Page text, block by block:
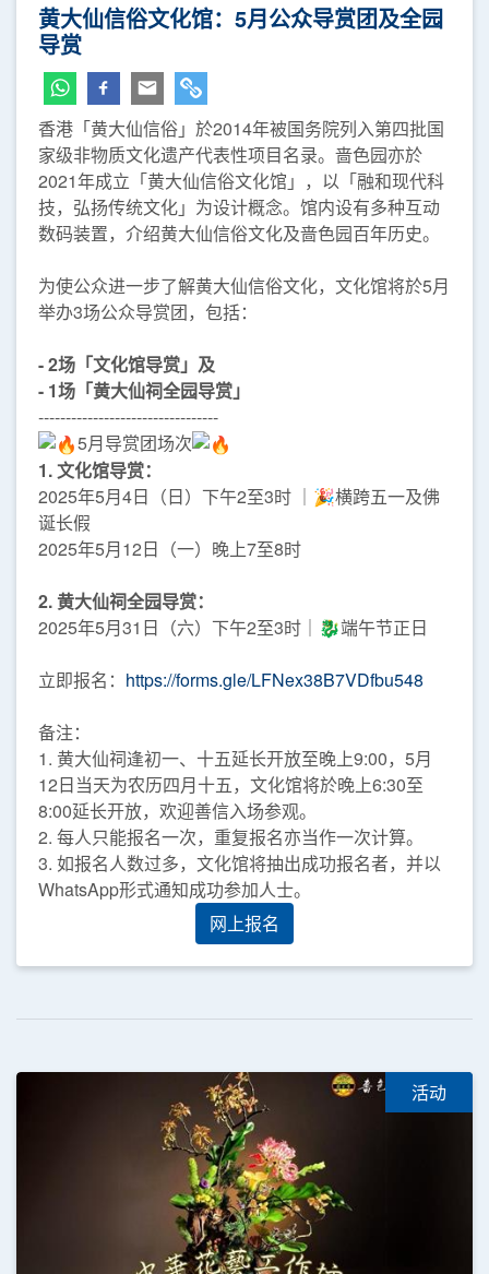
黄大仙信俗文化馆：5月公众导赏团及全园
导赏
香港「黄大仙信俗」於2014年被国务院列入第四批国
家级非物质文化遗产代表性项目名录。啬色园亦於
2021年成立「黄大仙信俗文化馆」，以「融和现代科
技，弘扬传统文化」为设计概念。馆内设有多种互动
数码装置，介绍黄大仙信俗文化及啬色园百年历史。
为使公众进一步了解黄大仙信俗文化，文化馆将於5月
举办3场公众导赏团，包括：
- 2场「文化馆导赏」及
- 1场「黄大仙祠全园导赏」
---------------------------------
5月导赏团场次
1. 文化馆导赏：
2025年5月4日（日）下午2至3时 ｜🎉横跨五一及佛
诞长假
2025年5月12日（一）晚上7至8时
2. 黄大仙祠全园导赏：
2025年5月31日（六）下午2至3时｜🐉端午节正日
立即报名： https://forms.gle/LFNex38B7VDfbu548
备注：
1. 黄大仙祠逢初一、十五延长开放至晚上9:00，5月
12日当天为农历四月十五，文化馆将於晚上6:30至
8:00延长开放，欢迎善信入场参观。
2. 每人只能报名一次，重复报名亦当作一次计算。
3. 如报名人数过多，文化馆将抽出成功报名者，并以
WhatsApp形式通知成功参加人士。
网上报名
活动